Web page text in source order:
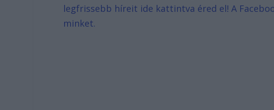
legfrissebb híreit ide kattintva éred el! A
minket.